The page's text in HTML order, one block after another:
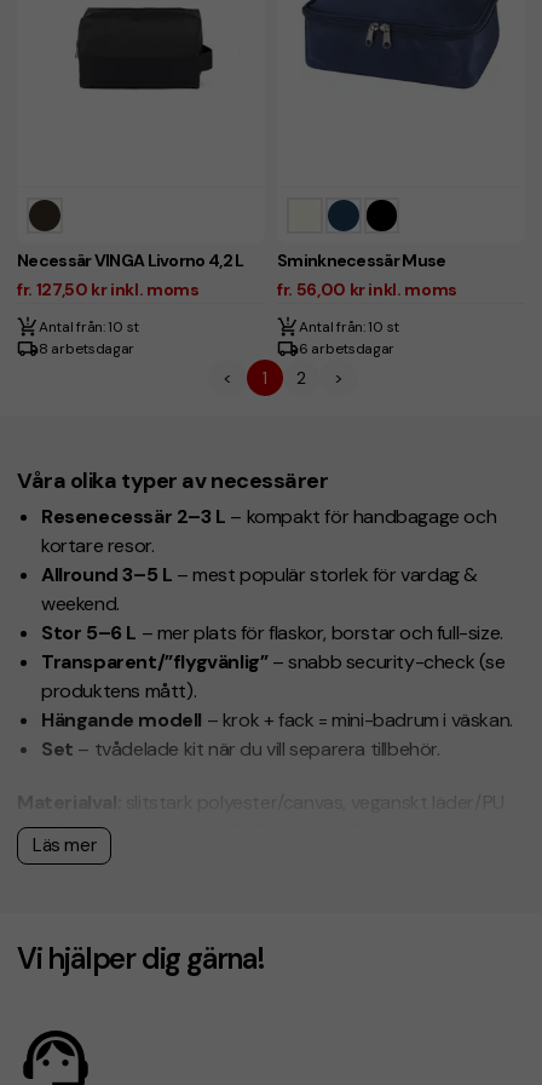
Necessär VINGA Livorno 4,2 L
fr. 127,50 kr inkl. moms
Antal från: 10 st
8 arbetsdagar
Sminknecessär Muse
fr. 56,00 kr inkl. moms
Antal från: 10 st
6 arbetsdagar
< 1 2 >
Våra olika typer av necessärer
Resenecessär 2–3 L – kompakt för handbagage och
kortare resor.
Allround 3–5 L – mest populär storlek för vardag &
weekend.
Stor 5–6 L – mer plats för flaskor, borstar och full-size.
Transparent/”flygvänlig”– snabb security-check (se
produktens mått).
Hängande modell – krok + fack = mini-badrum i väskan.
Set – tvådelade kit när du vill separera tillbehör.
Materialval:
slitstark polyester/canvas, veganskt läder/PU
elleråtervunna material (rPET/GRS/AWARE™)
val.
Välj modell
Gör en offertförfrågan eller beställ direkt
Få en offert/orderbekräftelse med designskiss
Läs mer
Vi hjälper dig gärna!